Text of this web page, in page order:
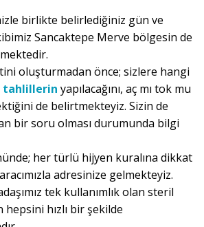
birlikte belirlediğiniz gün ve
Sancaktepe Merve bölgesin de
oluşturmadan önce; sizlere hangi
tahlillerin yapılacağını, aç mı tok mu
de belirtmekteyiz. Sizin de
bir soru olması durumunda bilgi
her türlü hijyen kuralına dikkat
adresinize gelmekteyiz.
tek kullanımlık olan steril
hızlı bir şekilde